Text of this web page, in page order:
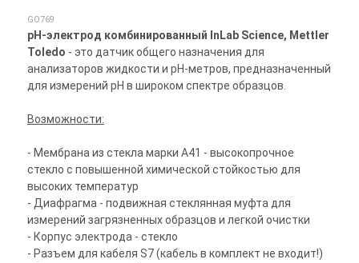
GO769
pH-электрод комбинированный InLab Science, Mettler
Toledo - это датчик общего назначения для
анализаторов жидкости и pH-метров, предназначенный
для измерений pH в широком спектре образцов.
Возможности:
- Мембрана из стекла марки A41 - высокопрочное
стекло с повышенной химической стойкостью для
высоких температур
- Диафрагма - подвижная стеклянная муфта для
измерений загрязненных образцов и легкой очистки
- Корпус электрода - стекло
- Разъем для кабеля S7 (кабель в комплект не входит!)